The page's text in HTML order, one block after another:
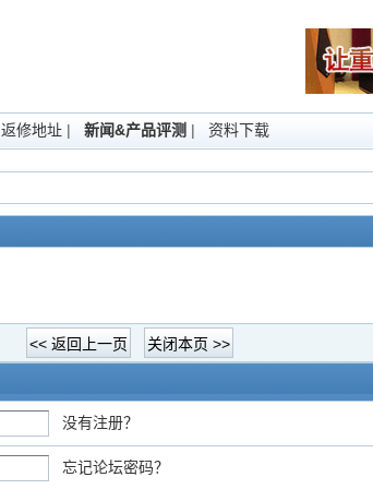
返修地址 | 新闻&产品评测 | 资料下载
没有注册？
忘记论坛密码？